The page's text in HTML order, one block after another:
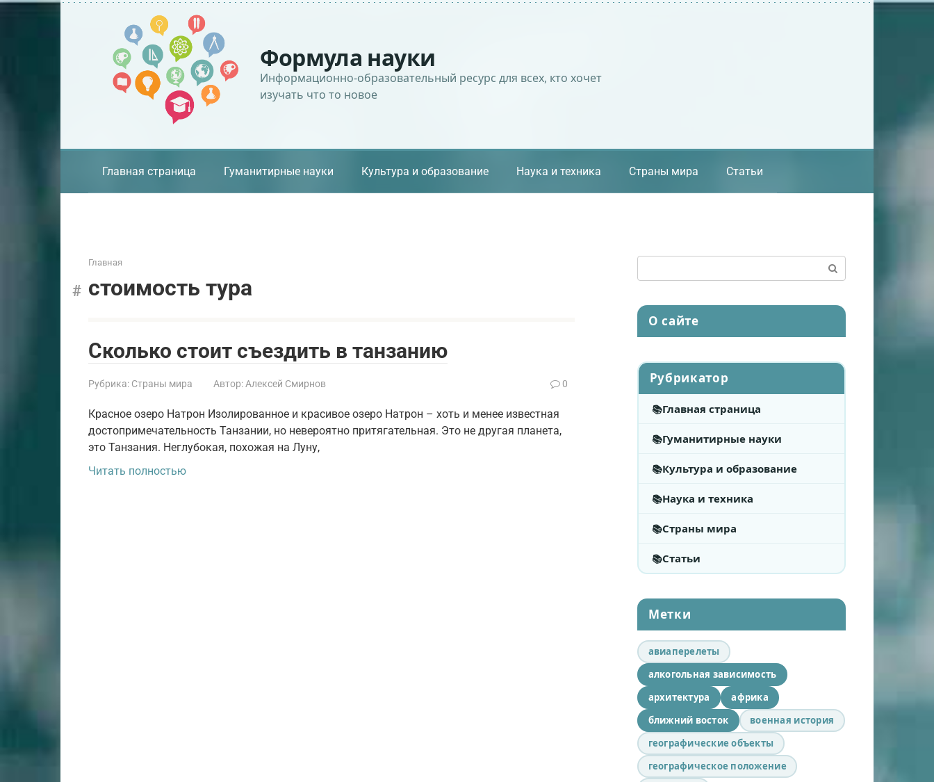
Перейти
Формула науки
Информационно-образовательный ресурс для всех, кто хочет
изучать что то новое
Главная страница Гуманитирные науки Культура и образование Наука и техника Страны мира Статьи
Главная
стоимость тура
Сколько стоит съездить в танзанию
Рубрика: Страны мира Автор: Алексей Смирнов 0
Красное озеро Натрон Изолированное и красивое озеро Натрон – хоть и менее известная
достопримечательность Танзании, но невероятно притягательная. Это не другая планета,
это Танзания. Неглубокая, похожая на Луну,
Читать полностью
О сайте
Рубрикатор
Главная страница
Гуманитирные науки
Культура и образование
Наука и техника
Страны мира
Статьи
Метки
авиаперелеты
алкогольная зависимость
архитектура
африка
ближний восток
военная история
географические объекты
географическое положение